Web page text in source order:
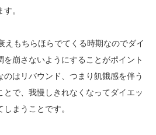
。
えもちらほらでてくる時期なのでダイ
崩さないようにすることがポイント
はリバウンド、つまり飢餓感を伴う
で、我慢しきれなくなってダイエッ
まうことです。